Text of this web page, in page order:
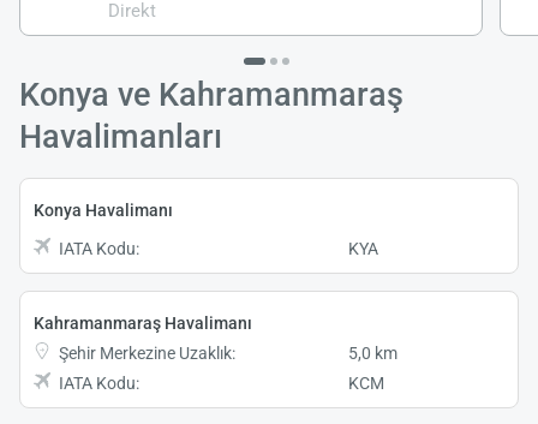
Direkt
Konya ve Kahramanmaraş
Havalimanları
Konya Havalimanı
IATA Kodu:
KYA
Kahramanmaraş Havalimanı
Şehir Merkezine Uzaklık:
5,0 km
IATA Kodu:
KCM